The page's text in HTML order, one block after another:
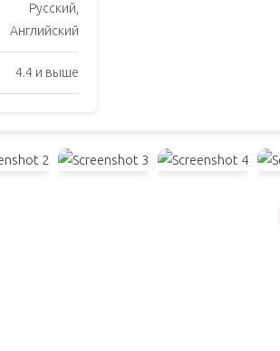
Русский,
Английский
4.4 и выше